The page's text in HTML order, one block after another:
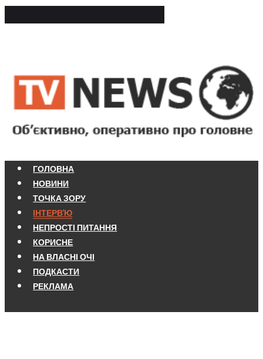
ГОЛОВНА
НОВИНИ
ТОЧКА ЗОРУ
ІНТЕРВ'Ю
НЕПРОСТІ ПИТАННЯ
КОРИСНЕ
НА ВЛАСНІ ОЧІ
ПОДКАСТИ
РЕКЛАМА